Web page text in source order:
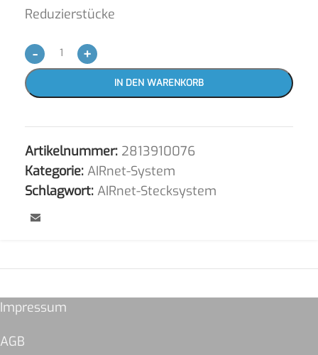
Reduzierstücke
- +
IN DEN WARENKORB
Artikelnummer: 2813910076
Kategorie: AIRnet-System
Schlagwort: AIRnet-Stecksystem
Impressum
AGB